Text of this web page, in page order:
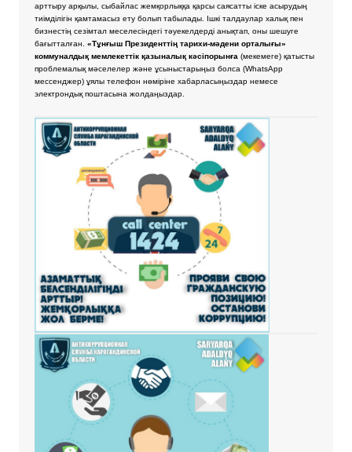
арттыру арқылы, сыбайлас жемқорлыққа қарсы саясатты іске асырудың
тиімділігін қамтамасыз ету болып табылады. Ішкі талдаулар халық пен
бизнестің сезімтал меселесіндегі тәуекелдерді анықтап, оны шешуге
бағытталған. «Тұнғыш Президенттің тарихи-мәдени орталығы»
коммуналдық мемлекеттік қазыналық кәсіпорынға (мекемеге) қатысты
проблемалық мәселелер және ұсыныстарыңыз болса (WhatsApp
мессенджер) ұялы телефон нөміріне хабарласыңыздар немесе
электрондық поштасына жолдаңыздар.